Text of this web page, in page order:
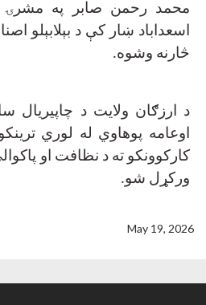
محمد رحمن صابر په مشرۍ
اسعداباد ښار کې د بېلابېلو
څارنه وشوه.
د ارزګان ولایت د چاپيريال
اوعامه پوهاوي له لوري
کارکوونکو ته د نظافت او
ورکړل شو.
May 19, 2026